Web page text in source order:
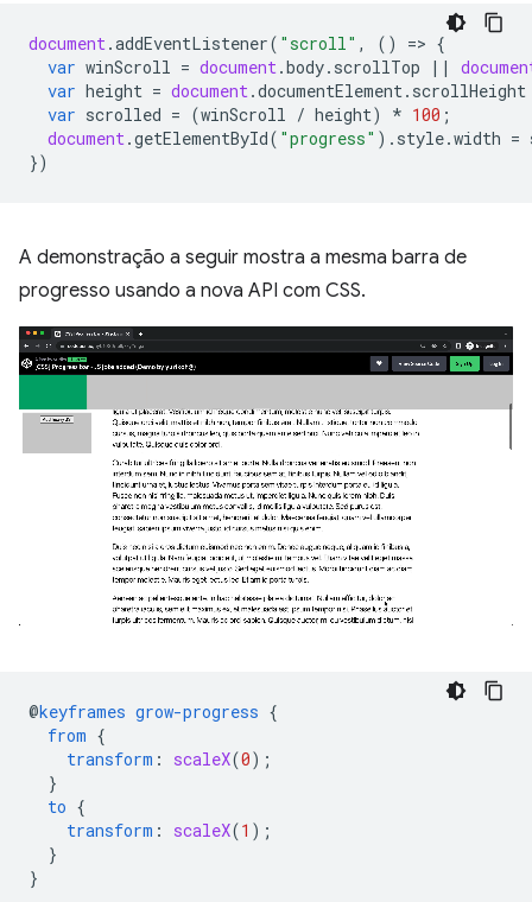
document.addEventListener( "scroll" , () => {
var winScroll = document.body. scrollTop ||
var height = document.documentElement. scrollHeight
var scrolled = (winScroll / height) * 100 ;
document.getElementById( "progress" ). style.width =
})
A demonstração a seguir mostra a mesma barra de
progresso usando a nova API com CSS.
@keyframes grow-progress {
from {
transform : scaleX(0);
}
to {
transform : scaleX(1 );
}
}